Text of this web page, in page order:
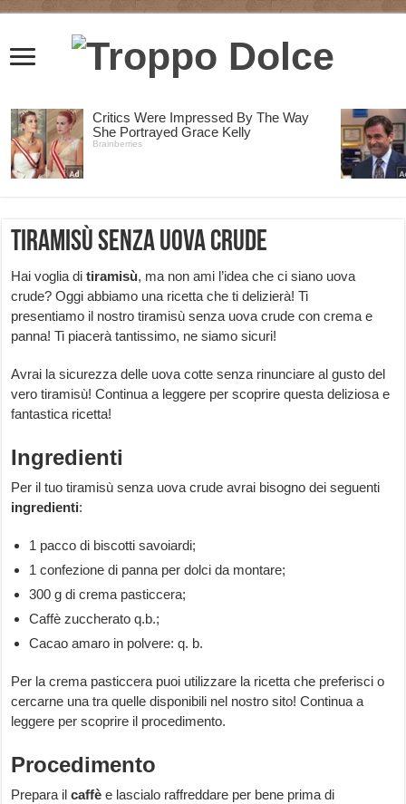
Tiramisù senza uova crude
Hai voglia ditiramisù, ma non ami l’idea che ci siano uova
crude? Oggi abbiamo una ricetta che ti delizierà! Ti
presentiamo il nostro tiramisù senza uova crude con crema e
panna! Ti piacerà tantissimo, ne siamo sicuri!
Avrai la sicurezza delle uova cotte senza rinunciare al gusto del
vero tiramisù! Continua a leggere per scoprire questa deliziosa e
fantastica ricetta!
Ingredienti
Per il tuo tiramisù senza uova crude avrai bisogno dei seguenti
ingredienti:
1 pacco di biscotti savoiardi;
1 confezione di panna per dolci da montare;
300 g di crema pasticcera;
Caffè zuccherato q.b.;
Cacao amaro in polvere: q. b.
Per la crema pasticcera puoi utilizzare la ricetta che preferisci o
cercarne una tra quelle disponibili nel nostro sito! Continua a
leggere per scoprire il procedimento.
Procedimento
Prepara ilcaffè e lascialo raffreddare per bene prima di